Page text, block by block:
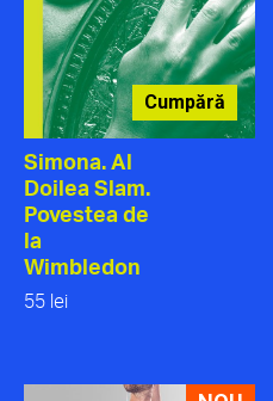
Cumpără
Simona. Al
Doilea Slam.
Povestea de
la
Wimbledon
55 lei